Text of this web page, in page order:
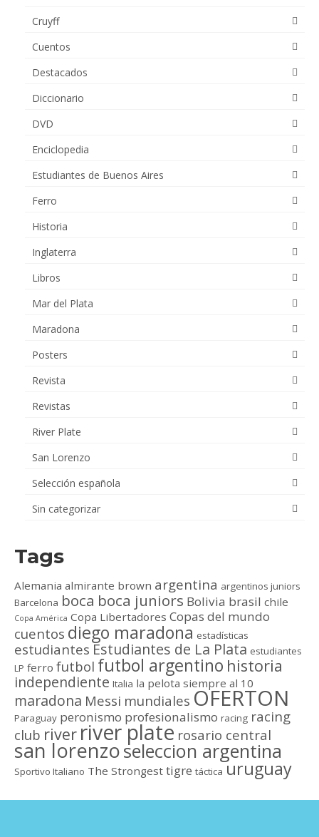
Cruyff
Cuentos
Destacados
Diccionario
DVD
Enciclopedia
Estudiantes de Buenos Aires
Ferro
Historia
Inglaterra
Libros
Mar del Plata
Maradona
Posters
Revista
Revistas
River Plate
San Lorenzo
Selección española
Sin categorizar
Tags
Alemania almirante brown argentina argentinos juniors
Barcelona boca boca juniors Bolivia brasil chile
Copa América Copa Libertadores Copas del mundo
cuentos diego maradona estadísticas
estudiantes Estudiantes de La Plata estudiantes
LP ferro futbol futbol argentino historia
independiente Italia la pelota siempre al 10
maradona Messi mundiales OFERTON
Paraguay peronismo profesionalismo racing racing
club river river plate rosario central
san lorenzoseleccion argentina
Sportivo Italiano The Strongest tigre táctica uruguay